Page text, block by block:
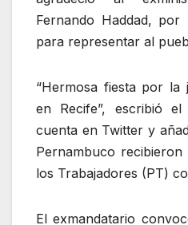
Fernando Haddad, por
para representar al
“Hermosa fiesta por la
en Recife”, escribió
cuenta en Twitter y
Pernambuco
los Trabajadores (PT)
El exmandatario